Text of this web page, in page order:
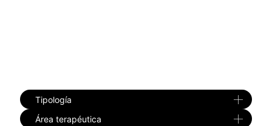
Tipología
Área terapéutica